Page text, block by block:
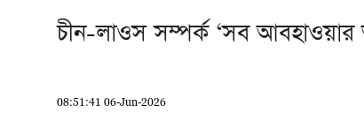
চীন-লাওস সম্পর্ক ‘সব আবহাওয়ার
08:51:41 06-Jun-2026